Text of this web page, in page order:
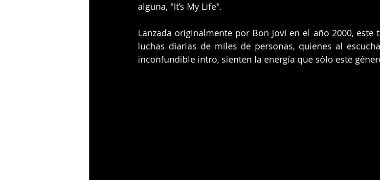
alguna, "It’s My Life".
Lanzada originalmente por Bon Jovi en el año 2000, este
luchas diarias de miles de personas, quienes al
inconfundible intro, sienten la energía que sólo este